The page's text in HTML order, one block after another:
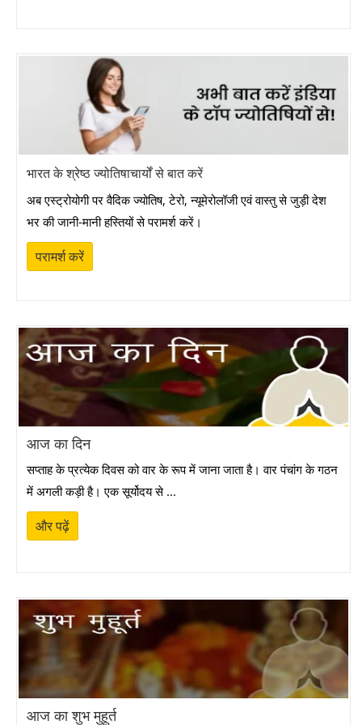
जुलाई शुभ मुहूर्त 2026 - July Shubh Muhurat 2026
अगस्त शुभ मुहूर्त 2026 - August Shubh Muhurat 2026
सितंबर शुभ मुहूर्त 2026 - September Shubh Muhurat
अक्टूबर शुभ मुहूर्त 2026 - October Shubh Muhurat
2026
दिसंबर शुभ मुहूर्त 2026 - December Shubh Muhurat
2026
अमृत सिद्धि योग 2026 - Amrit Siddhi Yoga
द्विपुष्कर योग 2026 - Dwipushkar Yoga 2026
त्रिपुष्कर योग 2026 - Tripushkar Yoga 2026
संतान जन्म शुभ मुहूर्त 2026 - Child Birth Muhurat
कर्णवेध संस्कार 2026 (Karnavedha Muhurat 2026)
शुभ सोना खरीद मुहूर्त 2026 - (Gold Buying Muhurat
2026)
रिंग सेरेमनी (सगाई) मुहूर्त 2026 - Ring Ceremony
(Engagement) Muhurat
भारत के श्रेष्ठ ज्योतिषाचार्यों से बात करें
अब एस्ट्रोयोगी पर वैदिक ज्योतिष, टेरो, न्यूमेरोलॉजी एवं वास्तु से जुड़ी देश
भर की जानी-मानी हस्तियों से परामर्श करें।
परामर्श करें
आज का दिन
सप्ताह के प्रत्येक दिवस को वार के रूप में जाना जाता है। वार पंचांग के गठन
में अगली कड़ी है। एक सूर्योदय से ...
और पढ़ें
आज का शुभ मुहूर्त